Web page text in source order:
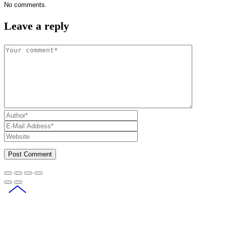
No comments.
Leave a reply